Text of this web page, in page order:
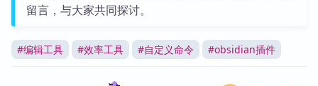
留言，与大家共同探讨。
#编辑工具 #效率工具 #自定义命令 #obsidian插件